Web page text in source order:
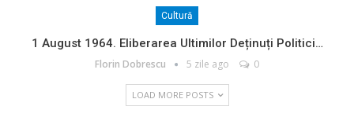
Cultură
1 August 1964. Eliberarea Ultimilor Deținuți Politici…
Florin Dobrescu 5 zile ago 0
LOAD MORE POSTS